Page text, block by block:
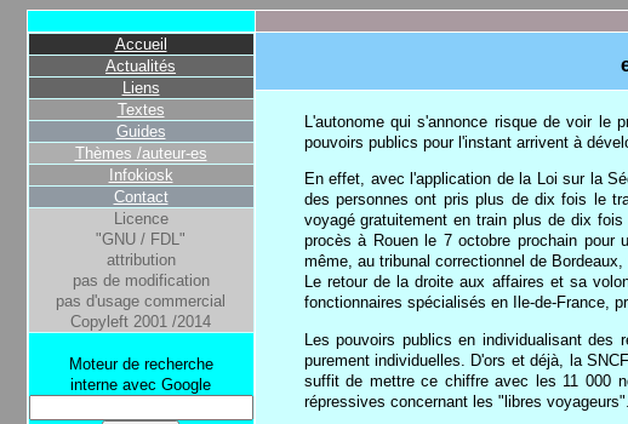
Accueil
Actualités
Liens
Textes
Guides
Thèmes /auteur-es
Infokiosk
Contact
Licence
"GNU / FDL"
attribution
pas de modification
pas d'usage commercial
Copyleft 2001 /2014
Moteur de recherche
interne avec Google
L'autonome qui s'annonce risque de voir
pouvoirs publics pour l'instant arrivent à
En effet, avec l'application de la Loi sur la
des personnes ont pris plus de dix fois le
voyagé gratuitement en train plus de dix
procès à Rouen le 7 octobre prochain
même, au tribunal correctionnel de
Le retour de la droite aux affaires et sa
fonctionnaires spécialisés en Ile-de-France,
Les pouvoirs publics en individualisant des
purement individuelles. D'ors et déjà, la
suffit de mettre ce chiffre avec les 11 000
répressives concernant les "libres voyageurs".